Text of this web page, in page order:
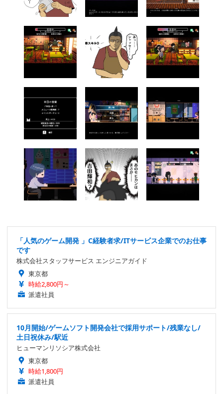
「人気のゲーム開発 」C経験者求/ITサービス企業でのお仕事
です
株式会社スタッフサービス エンジニアガイド
東京都
時給2,800円～
派遣社員
10月開始/ゲームソフト開発会社で採用サポート/残業なし/
土日祝休み/駅近
ヒューマンリソシア株式会社
東京都
時給1,800円
派遣社員